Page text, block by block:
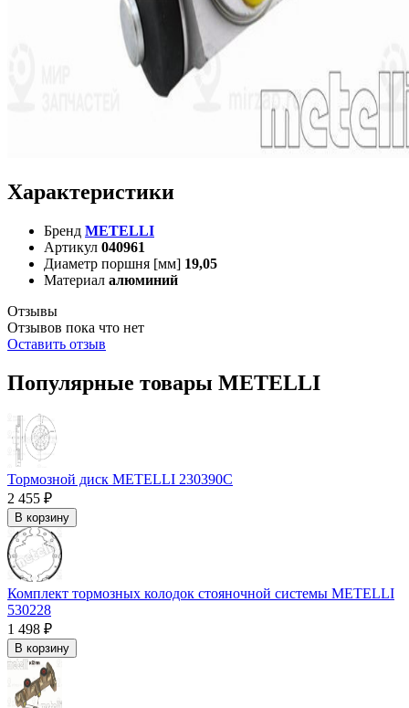
Характеристики
Бренд METELLI
Артикул 040961
Диаметр поршня [мм] 19,05
Материал алюминий
Отзывы
Отзывов пока что нет
Оставить отзыв
Популярные товары METELLI
Тормозной диск METELLI 230390C
2 455 ₽
В корзину
Комплект тормозных колодок стояночной системы METELLI
530228
1 498 ₽
В корзину